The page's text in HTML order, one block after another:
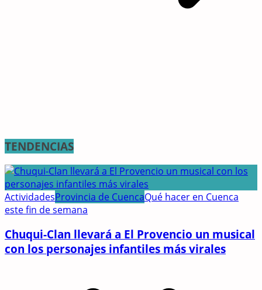
TENDENCIAS
ActividadesProvincia de CuencaQué hacer en Cuenca
este fin de semana
Chuqui-Clan llevará a El Provencio un musical
con los personajes infantiles más virales